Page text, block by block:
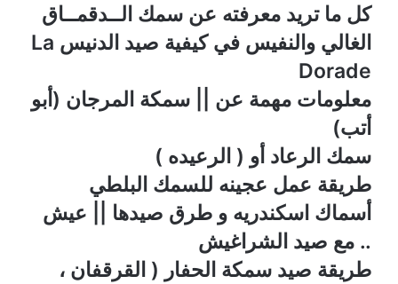
كل ما تريد معرفته عن سمك الــدقمــاق
الغالي والنفيس في كيفية صيد الدنيس La
Dorade
معلومات مهمة عن || سمكة المرجان (أبو
أتب)
سمك الرعاد أو ( الرعيده )
طريقة عمل عجينه للسمك البلطي
أسماك اسكندريه و طرق صيدها || عيش
.. مع صيد الشراغيش
طريقة صيد سمكة الحفار ( القرقفان ،